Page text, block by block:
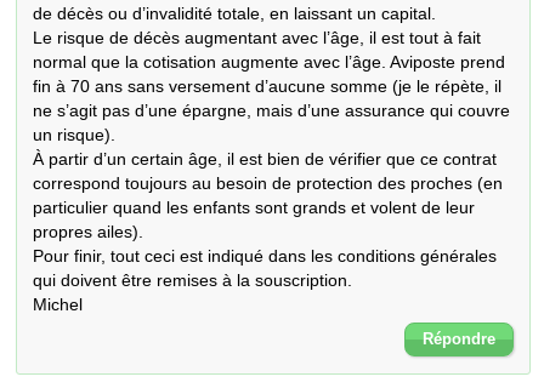
de décès ou d’invalidité totale, en laissant un capital.
Le risque de décès augmentant avec l’âge, il est tout à fait
normal que la cotisation augmente avec l’âge. Aviposte prend
fin à 70 ans sans versement d’aucune somme (je le répète, il
ne s’agit pas d’une épargne, mais d’une assurance qui couvre
un risque).
À partir d’un certain âge, il est bien de vérifier que ce contrat
correspond toujours au besoin de protection des proches (en
particulier quand les enfants sont grands et volent de leur
propres ailes).
Pour finir, tout ceci est indiqué dans les conditions générales
qui doivent être remises à la souscription.
Michel
Répondre